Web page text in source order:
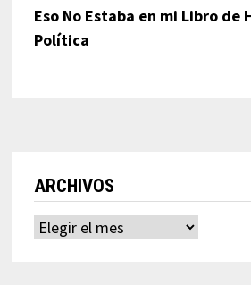
Eso No Estaba en mi Libro de
Política
ARCHIVOS
Archivos